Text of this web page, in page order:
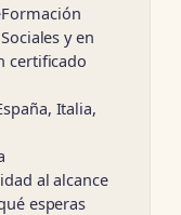
y en
certificado
Italia,
al alcance
esperas